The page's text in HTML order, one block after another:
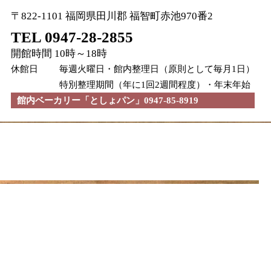
〒822-1101 福岡県田川郡 福智町赤池970番2
TEL 0947-28-2855
開館時間 10時～18時
休館日
毎週火曜日・館内整理日（原則として毎月1日）
特別整理期間（年に1回2週間程度）・年末年始
館内ベーカリー「としょパン」0947-85-8919